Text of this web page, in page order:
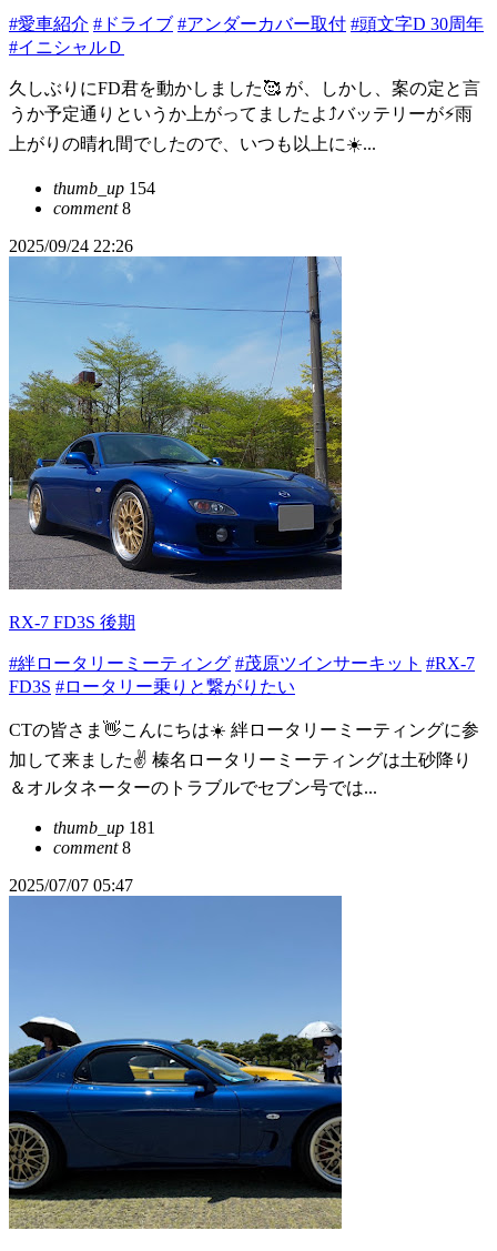
#愛車紹介 #ドライブ #アンダーカバー取付 #頭文字D 30周年
#イニシャルＤ
久しぶりにFD君を動かしました🥰 が、しかし、案の定と言
うか予定通りというか上がってましたよ⤴️バッテリーが⚡雨
上がりの晴れ間でしたので、いつも以上に☀️...
thumb_up 154
comment8
2025/09/24 22:26
RX-7 FD3S 後期
#絆ロータリーミーティング #茂原ツインサーキット #RX-7
FD3S #ロータリー乗りと繋がりたい
CTの皆さま👋こんにちは☀️ 絆ロータリーミーティングに参
加して来ました✌️ 榛名ロータリーミーティングは土砂降り
＆オルタネーターのトラブルでセブン号では...
thumb_up 181
comment8
2025/07/07 05:47